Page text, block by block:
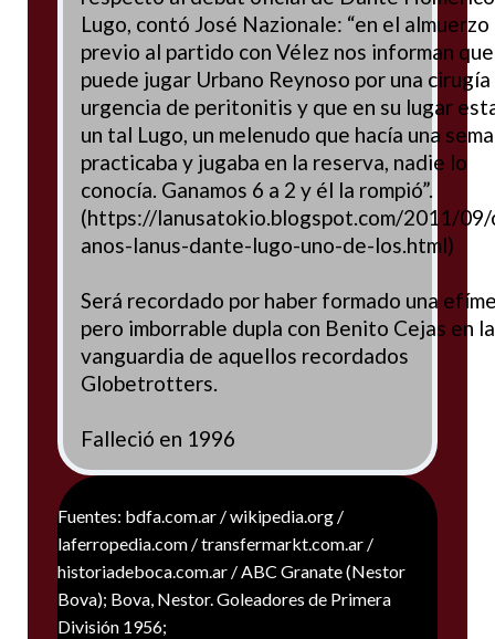
Lugo, contó José Nazionale: “en el almuerzo
previo al partido con Vélez nos informan
puede jugar Urbano Reynoso por una
urgencia de peritonitis y que en su lugar
un tal Lugo, un melenudo que hacía una
practicaba y jugaba en la reserva, nadie lo
conocía. Ganamos 6 a 2 y él la rompió”.
(https://lanusatokio.blogspot.com/2011/09/
anos-lanus-dante-lugo-uno-de-los.html)
Será recordado por haber formado una
pero imborrable dupla con Benito Cejas en la
vanguardia de aquellos recordados
Globetrotters.
Falleció en 1996
Fuentes: bdfa.com.ar / wikipedia.org /
laferropedia.com / transfermarkt.com.ar /
historiadeboca.com.ar / ABC Granate (Nestor
Bova); Bova, Nestor. Goleadores de Primera
División 1956;